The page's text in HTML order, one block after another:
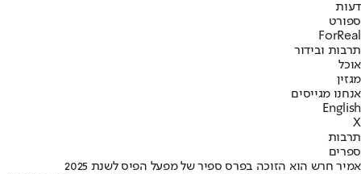
דעות
ספורט
ForReal
תרבות ובידור
אוכל
מגזין
אנחנו מגייסים
English
X
תרבות
ספרים
אמיר חרש הוא הזוכה בפרס ספיר של מפעל הפיס לשנת 2025